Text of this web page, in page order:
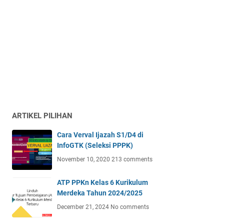
ARTIKEL PILIHAN
Cara Verval Ijazah S1/D4 di
InfoGTK (Seleksi PPPK)
November 10, 2020 213 comments
ATP PPKn Kelas 6 Kurikulum
Merdeka Tahun 2024/2025
December 21, 2024 No comments